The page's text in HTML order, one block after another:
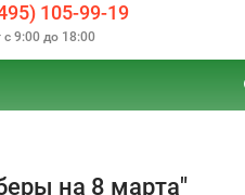
105-99-19
9:00 до 18:00
на 8 марта"